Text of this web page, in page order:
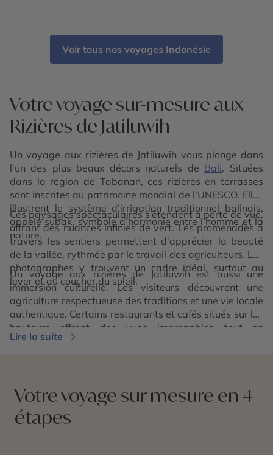
Voir tous nos voyages Indonésie
Votre voyage sur-mesure aux
Rizières de Jatiluwih
Un voyage aux rizières de Jatiluwih vous plonge dans
l’un des plus beaux décors naturels de Bali. Situées
dans la région de Tabanan, ces rizières en terrasses
sont inscrites au patrimoine mondial de l’UNESCO. Elles
illustrent le système d’irrigation traditionnel balinais,
appelé subak, symbole d’harmonie entre l’homme et la
nature.
Ces paysages spectaculaires s’étendent à perte de vue,
offrant des nuances infinies de vert. Les promenades à
travers les sentiers permettent d’apprécier la beauté
de la vallée, rythmée par le travail des agriculteurs. Les
photographes y trouvent un cadre idéal, surtout au
lever et au coucher du soleil.
Un voyage aux rizières de Jatiluwih est aussi une
immersion culturelle. Les visiteurs découvrent une
agriculture respectueuse des traditions et une vie locale
authentique. Certains restaurants et cafés situés sur les
hauteurs offrent des vues imprenables tout en
dégustant une cuisine balinaise.
Lire la suite
Votre voyage sur mesure en 4
étapes